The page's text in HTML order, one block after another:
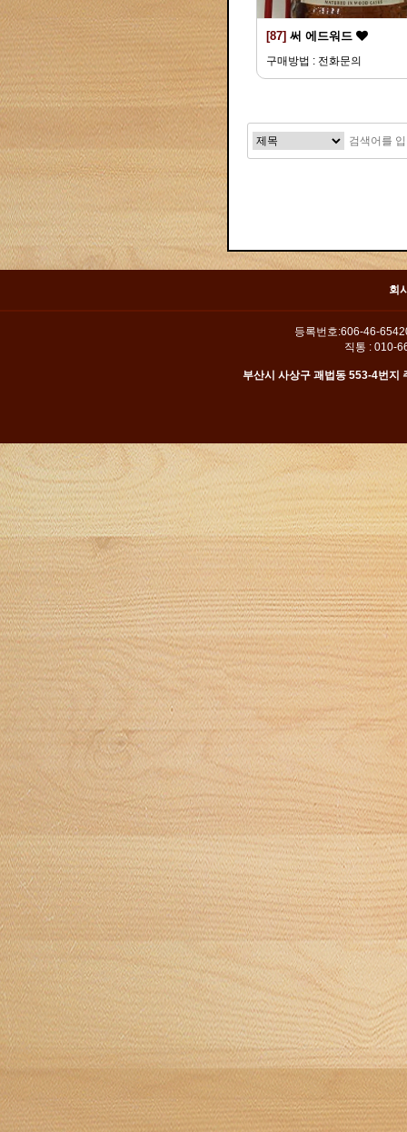
[87] 써 에드워드
구매방법 : 전화문의
회
등록번호:606-46-
직통 : 010-
부산시 사상구 괘법동 553-4번지